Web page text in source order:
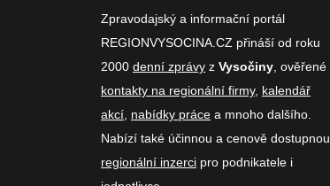
Zpravodajský a informační portál
REGIONVYSOCINA.CZ přináší od roku
2000 denní zprávy z Vysočiny , ověřené
kontakty na regionální firmy, kalendář
akcí nabídky práce a mnoho dalšího.
Nabízí také účinnou a cenově dostupnou
regionální inzerci pro podnikatele i